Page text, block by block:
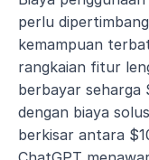
perlu
kemampuan
rangkaian fitur
berbayar seharga
dengan biaya
berkisar antara